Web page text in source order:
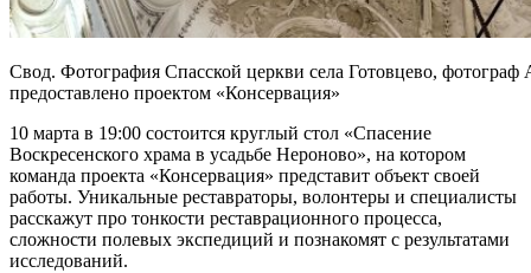
Свод. Фотография Спасской церкви села Готовцево, фотограф
предоставлено проектом «Консервация»
10 марта в 19:00 состоится круглый стол «Спасение
Воскресенского храма в усадьбе Нероново», на котором
команда проекта «Консервация» представит объект своей
работы. Уникальные реставраторы, волонтеры и специалисты
расскажут про тонкости реставрационного процесса,
сложности полевых экспедиций и познакомят с результатами
исследований.